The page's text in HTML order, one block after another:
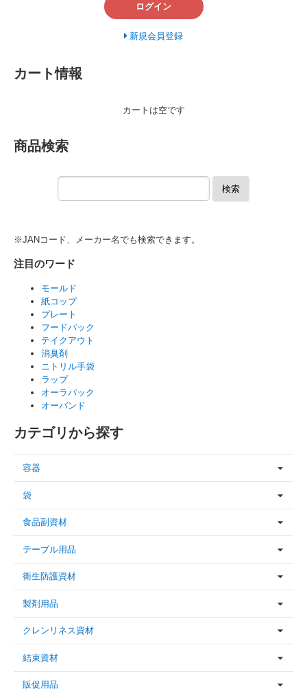
ログイン
新規会員登録
カート情報
カートは空です
商品検索
検索
※JANコード、メーカー名でも検索できます。
注目のワード
モールド
紙コップ
プレート
フードパック
テイクアウト
消臭剤
ニトリル手袋
ラップ
オーラパック
オーバンド
カテゴリから探す
容器
袋
食品副資材
テーブル用品
衛生防護資材
製剤用品
クレンリネス資材
結束資材
販促用品